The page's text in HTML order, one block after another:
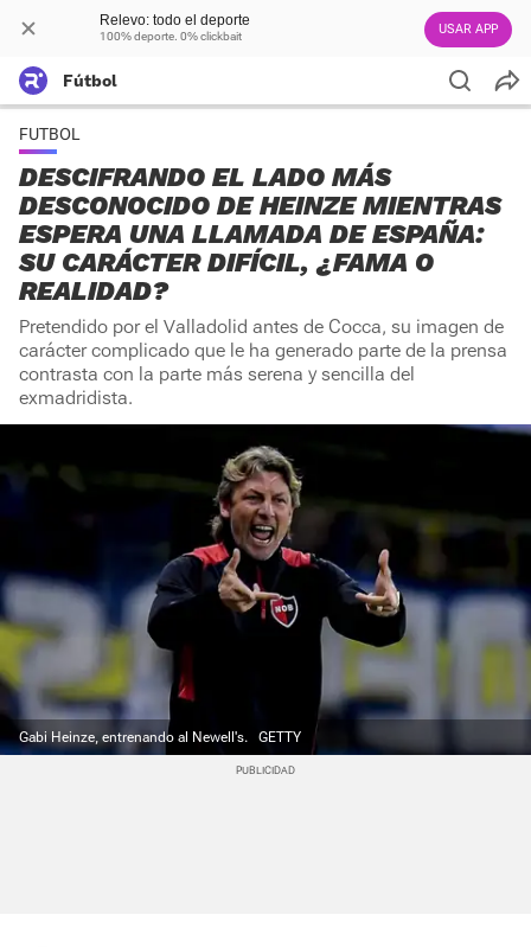
Relevo: todo el deporte
100% deporte. 0% clickbait USAR APP
Fútbol
FUTBOL
DESCIFRANDO EL LADO MÁS
DESCONOCIDO DE HEINZE MIENTRAS
ESPERA UNA LLAMADA DE ESPAÑA:
SU CARÁCTER DIFÍCIL, ¿FAMA O
REALIDAD?
Pretendido por el Valladolid antes de Cocca, su imagen de
carácter complicado que le ha generado parte de la prensa
contrasta con la parte más serena y sencilla del
exmadridista.
Gabi Heinze, entrenando al Newell's. GETTY